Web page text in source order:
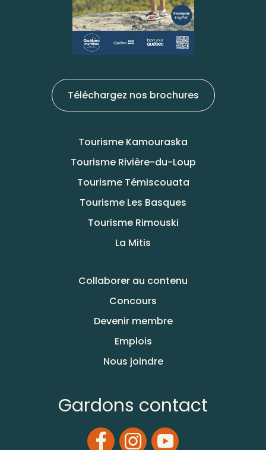
Téléchargez nos brochures
Tourisme Kamouraska
Tourisme Rivière-du-Loup
Tourisme Témiscouata
Tourisme Les Basques
Tourisme Rimouski
La Mitis
Collaborer au contenu
Concours
Devenir membre
Emplois
Nous joindre
Gardons contact